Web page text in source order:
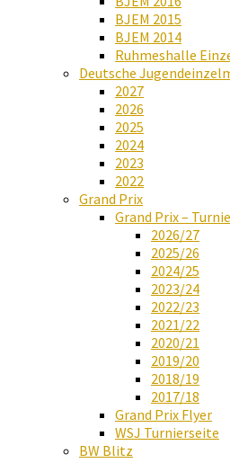
BJEM 2015
BJEM 2014
Ruhmeshalle
Deutsche
2027
2026
2025
2024
2023
2022
Grand Prix
Grand Prix –
2026/27
2025/26
2024/25
2023/24
2022/23
2021/22
2020/21
2019/20
2018/19
2017/18
Grand Prix Flyer
WSJ Turnierseite
BW Blitz